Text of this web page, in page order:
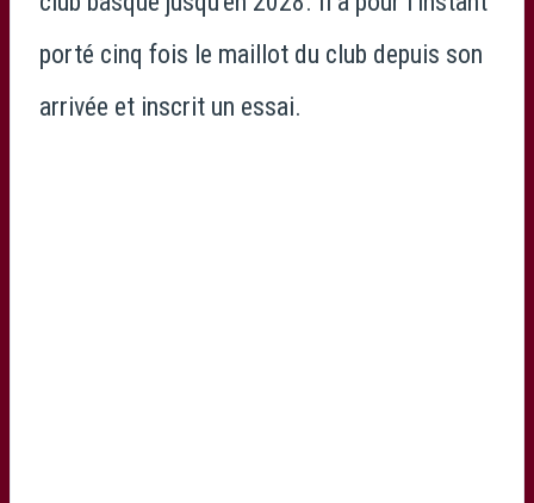
porté cinq fois le maillot du club depuis son
arrivée et inscrit un essai.